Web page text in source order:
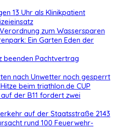
13 Uhr als Klinikpatient
zum Wassersparen
Ein Garten Eden der
beenden Pachtvertrag
nach Unwetter noch gesperrt
beim triathlon.de CUP
der B11 fordert zwei
auf der Staatsstraße 2143
rund 100 Feuerwehr-